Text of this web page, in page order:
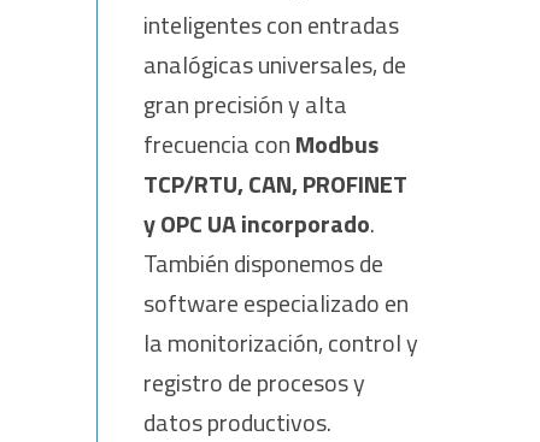
inteligentes con entradas
analógicas universales, de
gran precisión y alta
frecuencia conModbus
TCP/RTU, CAN, PROFINET
y OPC UA incorporado.
También disponemos de
software especializado en
la monitorización, control y
registro de procesos y
datos productivos.